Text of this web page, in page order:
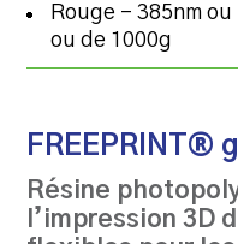
Rouge – 385nm
ou de 1000g
FREEPRINT®
Résine
l’impression 3D